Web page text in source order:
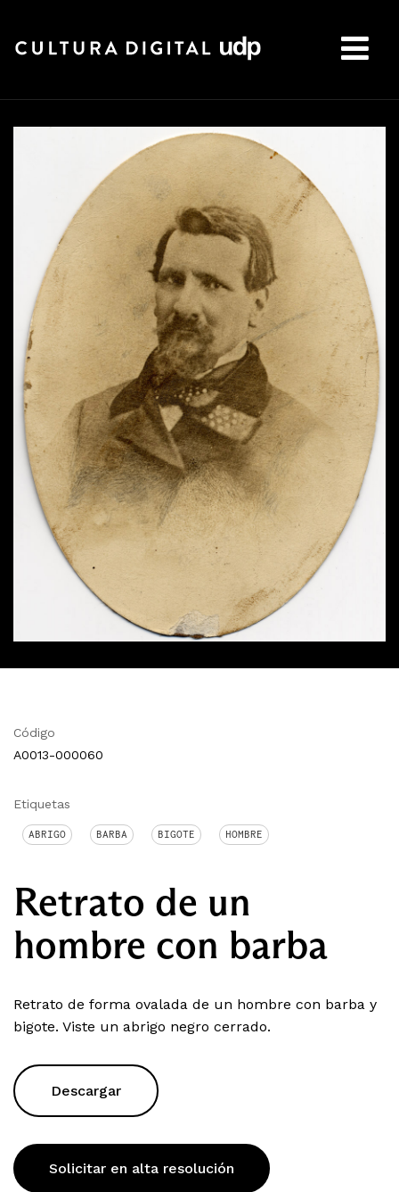
Código
A0013-000060
Etiquetas
ABRIGO BARBA BIGOTE HOMBRE
Retrato de un
hombre con barba
Retrato de forma ovalada de un hombre con barba y
bigote. Viste un abrigo negro cerrado.
Descargar
Solicitar en alta resolución